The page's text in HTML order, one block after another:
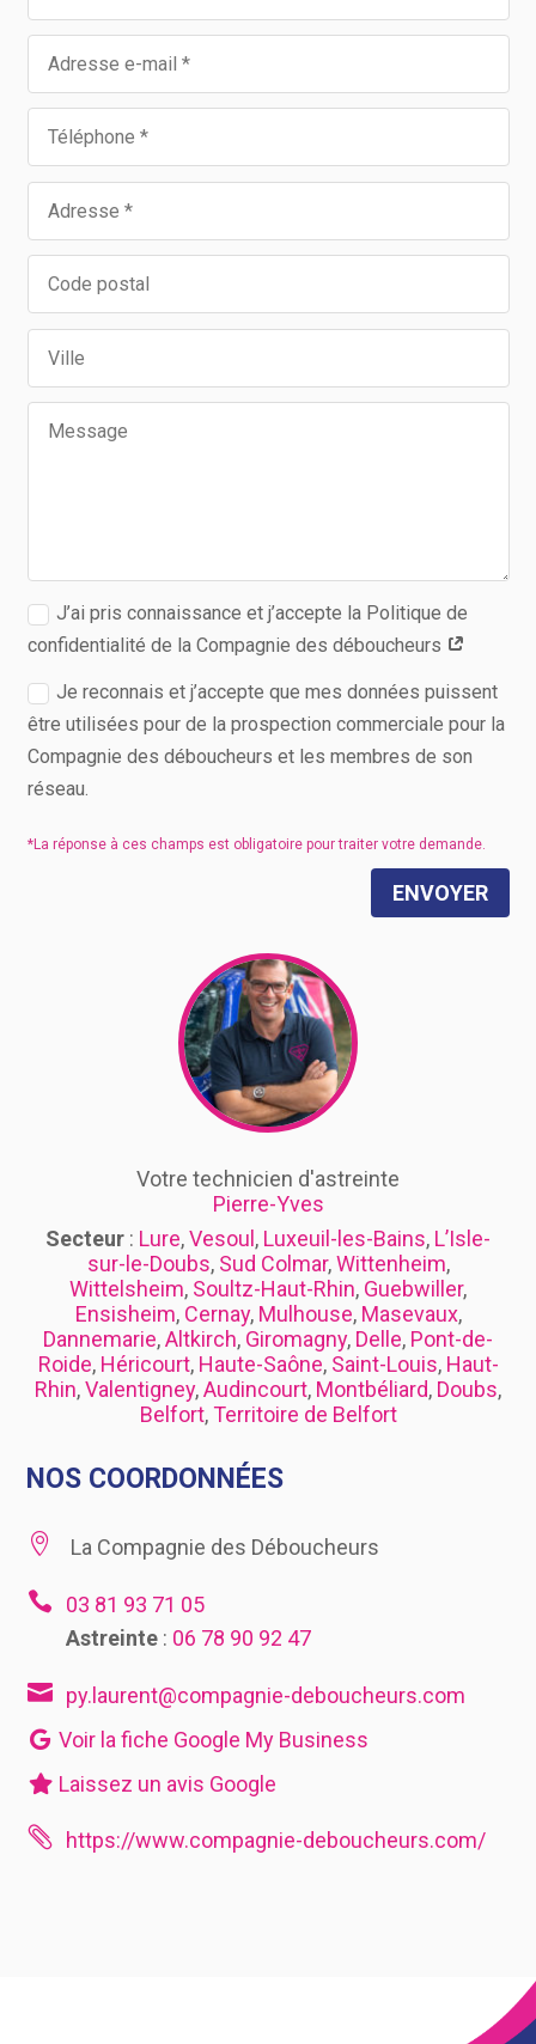
J’ai pris connaissance et j’accepte la Politique de
confidentialité de la Compagnie des déboucheurs
Je reconnais et j’accepte que mes données puissent
être utilisées pour de la prospection commerciale pour la
Compagnie des déboucheurs et les membres de son
réseau.
ENVOYER
Votre technicien d'astreinte
Pierre-Yves
Secteur : Lure,Vesoul , Luxeuil-les-Bains, L’Isle-
sur-le-Doubs, Sud Colmar,Wittenheim,
Wittelsheim, Soultz-Haut-Rhin, Guebwiller,
Ensisheim, Cernay, Mulhouse, Masevaux,
Dannemarie,Altkirch, Giromagny, Delle, Pont-de-
Roide, Héricourt, Haute-Saône, Saint-Louis, Haut-
Rhin,Valentigney,Audincourt, Montbéliard, Doubs,
Belfort,Territoire de Belfort
NOS COORDONNÉES
 La Compagnie des Déboucheurs

03 81 93 71 05
Astreinte: 06 78 90 92 47
 py.laurent@compagnie-deboucheurs.com
Voir la fiche Google My Business
Laissez un avis Google
 https://www.compagnie-deboucheurs.com/